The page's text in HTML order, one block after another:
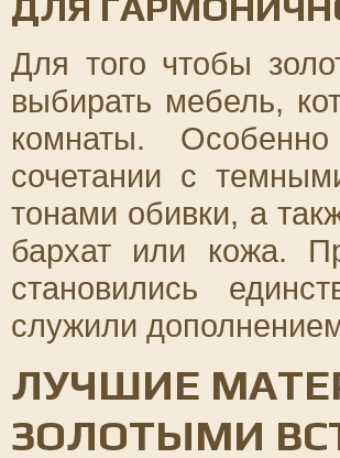
Для того чтобы
выбирать мебель,
комнаты.
сочетании с
тонами обивки, а
бархат или кожа.
становились
служили
ЛУЧШИЕ
ЗОЛОТЫМИ